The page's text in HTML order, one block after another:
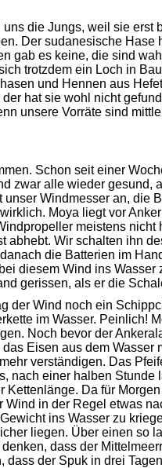
die Jungs, weil sie erst
Der sudanesische Hase
gab es keine, die sind
trotzdem ein Loch in
und Hennen aus
hat sie wohl nicht
unsere Vorräte sind
Schon seit einer
zwar alle wieder gesund,
Windmesser an, die
Moya liegt vor
meistens nicht
abhebt. Wir schalten ihn
die Batterien im
diesem Wind ins Wasser
gerissen, als er die
der Wind noch ein
im Wasser. Peinlich!
Noch bevor der
Eisen aus dem Wasser
verständigen. Das
nach einer halben Stunde
Kettenlänge. Da für
in der Regel etwas
ins Wasser zu
liegen. Über einen so
dass der
der Spuk in drei